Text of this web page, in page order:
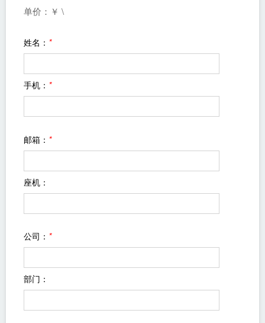
单价：￥
姓名： *
手机： *
邮箱： *
座机：
公司： *
部门：